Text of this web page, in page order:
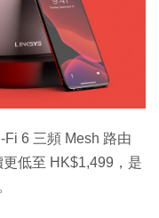
6 三頻 Mesh 路由
低至 HK$1,499，是